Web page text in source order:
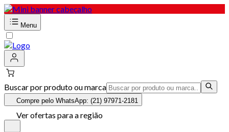
Menu
Buscar por produto ou marca
Compre pelo WhatsApp: (21) 97971-2181
Ver ofertas para a região